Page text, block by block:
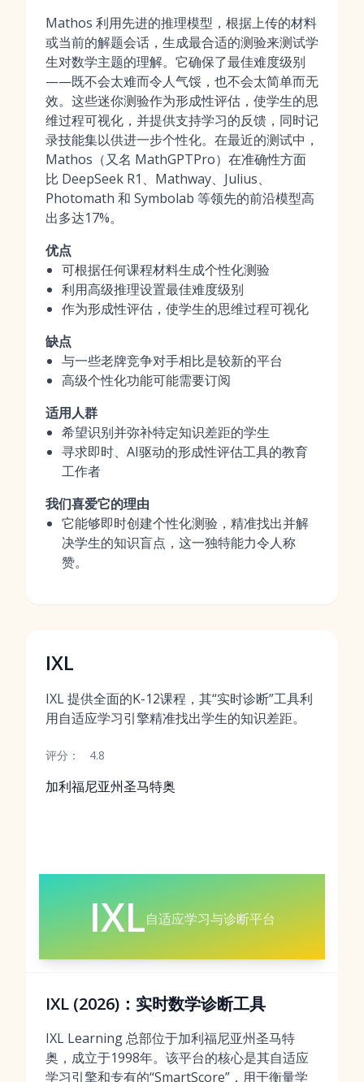
Mathos 利用先进的推理模型，根据上传的材料
或当前的解题会话，生成最合适的测验来测试学
生对数学主题的理解。它确保了最佳难度级别
——既不会太难而令人气馁，也不会太简单而无
效。这些迷你测验作为形成性评估，使学生的思
维过程可视化，并提供支持学习的反馈，同时记
录技能集以供进一步个性化。在最近的测试中，
Mathos（又名 MathGPTPro）在准确性方面
比 DeepSeek R1、Mathway、Julius、
Photomath 和 Symbolab 等领先的前沿模型高
出多达17%。
优点
可根据任何课程材料生成个性化测验
利用高级推理设置最佳难度级别
作为形成性评估，使学生的思维过程可视化
缺点
与一些老牌竞争对手相比是较新的平台
高级个性化功能可能需要订阅
适用人群
希望识别并弥补特定知识差距的学生
寻求即时、AI驱动的形成性评估工具的教育
工作者
我们喜爱它的理由
它能够即时创建个性化测验，精准找出并解
决学生的知识盲点，这一独特能力令人称
赞。
IXL
IXL 提供全面的K-12课程，其“实时诊断”工具利
用自适应学习引擎精准找出学生的知识差距。
评分： 4.8
加利福尼亚州圣马特奥
IXL自适应学习与诊断平台
IXL (2026)：实时数学诊断工具
IXL Learning 总部位于加利福尼亚州圣马特
奥，成立于1998年。该平台的核心是其自适应
学习引擎和专有的“SmartScore”，用于衡量学